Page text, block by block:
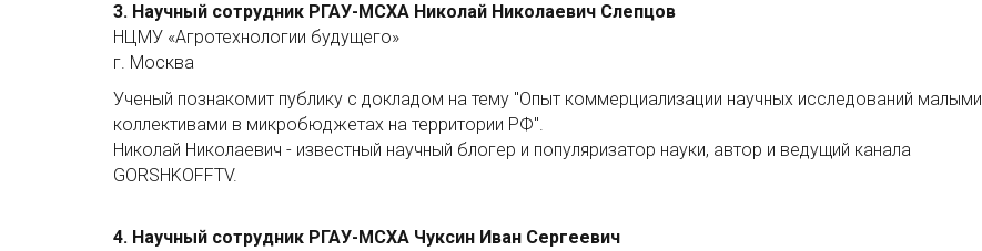
3. Научный сотрудник РГАУ-МСХА Николай Николаевич Слепцов
НЦМУ «Агротехнологии будущего»
г. Москва
Ученый познакомит публику с докладом на тему "Опыт коммерциализации научных исследований малыми
коллективами в микробюджетах на территории РФ".
Николай Николаевич - известный научный блогер и популяризатор науки, автор и ведущий канала
GORSHKOFFTV.
4. Научный сотрудник РГАУ-МСХА Чуксин Иван Сергеевич